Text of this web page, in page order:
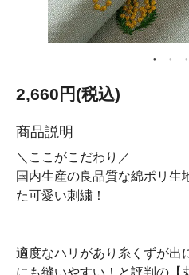
2,660円(税込)
商品説明
＼ここがこだわり／
国内生産の良品質な綿ポリ生
た可愛い刺繍！
適度なハリがあり糸くずが出
にも縫いやすい！と評判の【